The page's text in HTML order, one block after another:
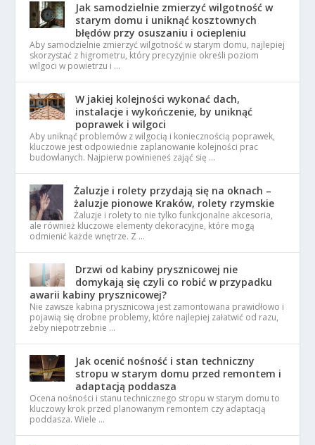
Jak samodzielnie zmierzyć wilgotność w
starym domu i uniknąć kosztownych
błędów przy osuszaniu i ociepleniu
Aby samodzielnie zmierzyć wilgotność w starym domu, najlepiej
skorzystać z higrometru, który precyzyjnie określi poziom
wilgoci w powietrzu i …
W jakiej kolejności wykonać dach,
instalacje i wykończenie, by uniknąć
poprawek i wilgoci
Aby uniknąć problemów z wilgocią i koniecznością poprawek,
kluczowe jest odpowiednie zaplanowanie kolejności prac
budowlanych. Najpierw powinieneś zająć się …
Żaluzje i rolety przydają się na oknach –
żaluzje pionowe Kraków, rolety rzymskie
Żaluzje i rolety to nie tylko funkcjonalne akcesoria,
ale również kluczowe elementy dekoracyjne, które mogą
odmienić każde wnętrze. Z …
Drzwi od kabiny prysznicowej nie
domykają się czyli co robić w przypadku
awarii kabiny prysznicowej?
Nie zawsze kabina prysznicowa jest zamontowana prawidłowo i
pojawią się drobne problemy, które najlepiej załatwić od razu,
żeby niepotrzebnie …
Jak ocenić nośność i stan techniczny
stropu w starym domu przed remontem i
adaptacją poddasza
Ocena nośności i stanu technicznego stropu w starym domu to
kluczowy krok przed planowanym remontem czy adaptacją
poddasza. Wiele …